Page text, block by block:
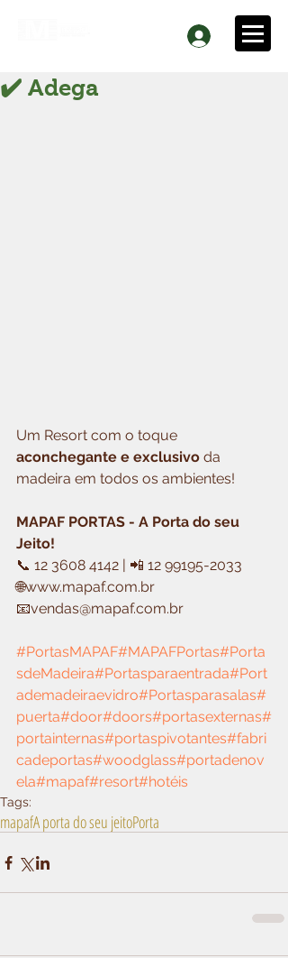
✔️ Adega
Um Resort com o toque
aconchegante e exclusivo da
madeira em todos os ambientes!
MAPAF PORTAS - A Porta do seu
Jeito!
📞 12 3608 4142 | 📲 12 99195-2033
🌐www.mapaf.com.br
📧vendas@mapaf.com.br
#PortasMAPAF#MAPAFPortas#Porta
sdeMadeira#Portasparaentrada#Port
ademadeiraevidro#Portasparasalas#
puerta#door#doors#portasexternas#
portainternas#portaspivotantes#fabri
cadeportas#woodglass#portadenov
ela#mapaf#resort#hotéis
Tags:
mapafA porta do seu jeitoPorta